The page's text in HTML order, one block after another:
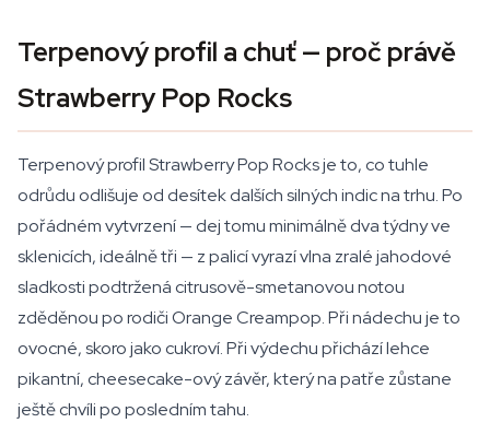
Terpenový profil a chuť — proč právě
Strawberry Pop Rocks
Terpenový profil Strawberry Pop Rocks je to, co tuhle
odrůdu odlišuje od desítek dalších silných indic na trhu. Po
pořádném vytvrzení — dej tomu minimálně dva týdny ve
sklenicích, ideálně tři — z palicí vyrazí vlna zralé jahodové
sladkosti podtržená citrusově-smetanovou notou
zděděnou po rodiči Orange Creampop. Při nádechu je to
ovocné, skoro jako cukroví. Při výdechu přichází lehce
pikantní, cheesecake-ový závěr, který na patře zůstane
ještě chvíli po posledním tahu.